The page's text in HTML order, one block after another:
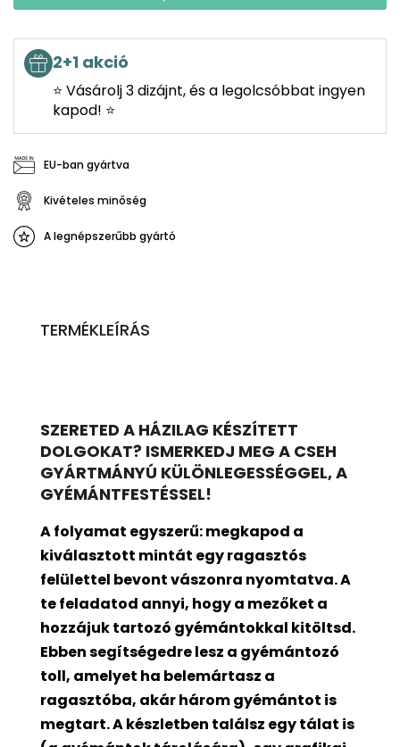
2+1 akció
⭐ Vásárolj 3 dizájnt, és a legolcsóbbat ingyen
kapod! ⭐
EU-ban gyártva
Kivételes minőség
A legnépszerűbb gyártó
TERMÉKLEÍRÁS
SZERETED A HÁZILAG KÉSZÍTETT
DOLGOKAT? ISMERKEDJ MEG A CSEH
GYÁRTMÁNYÚ KÜLÖNLEGESSÉGGEL, A
GYÉMÁNTFESTÉSSEL!
A folyamat egyszerű: megkapod a
kiválasztott mintát egy ragasztós
felülettel bevontvászonra nyomtatva. A
te feladatod annyi, hogy a mezőket a
hozzájuk tartozó gyémántokkal kitöltsd.
Ebben segítségedre lesz a gyémántozó
toll, amelyet ha belemártasz a
ragasztóba, akár három gyémántot is
megtart. A készletben találsz egy tálat is